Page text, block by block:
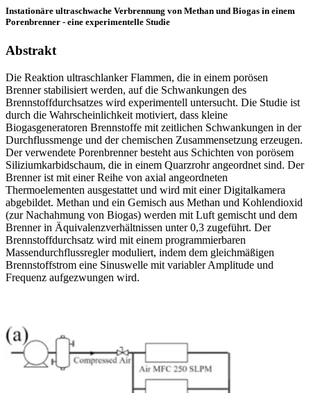
Instationäre ultraschwache Verbrennung von Methan und Biogas in einem
Porenbrenner - eine experimentelle Studie
Abstrakt
Die Reaktion ultraschlanker Flammen, die in einem porösen
Brenner stabilisiert werden, auf die Schwankungen des
Brennstoffdurchsatzes wird experimentell untersucht. Die Studie ist
durch die Wahrscheinlichkeit motiviert, dass kleine
Biogasgeneratoren Brennstoffe mit zeitlichen Schwankungen in der
Durchflussmenge und der chemischen Zusammensetzung erzeugen.
Der verwendete Porenbrenner besteht aus Schichten von porösem
Siliziumkarbidschaum, die in einem Quarzrohr angeordnet sind. Der
Brenner ist mit einer Reihe von axial angeordneten
Thermoelementen ausgestattet und wird mit einer Digitalkamera
abgebildet. Methan und ein Gemisch aus Methan und Kohlendioxid
(zur Nachahmung von Biogas) werden mit Luft gemischt und dem
Brenner in Äquivalenzverhältnissen unter 0,3 zugeführt. Der
Brennstoffdurchsatz wird mit einem programmierbaren
Massendurchflussregler moduliert, indem dem gleichmäßigen
Brennstoffstrom eine Sinuswelle mit variabler Amplitude und
Frequenz aufgezwungen wird.